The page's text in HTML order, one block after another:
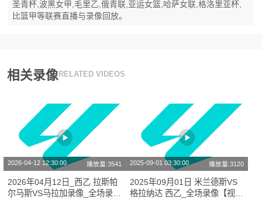
圣青杯,波黑女甲,毛里乙,俄青联,亚运女篮,哈萨女联,格洛里亚杯,
比篮甲等联赛直播与录像回放。
相关录像 RELATED VIDEOS
2026-04-12 12:30:00 播放量:3541
2026年04月12日_西乙 拉斯帕
尔马斯VS马拉加录像_全场录像
2025-09-01 03:30:00 播放量:3120
2025年09月01日 米兰德斯VS
格拉纳达 西乙_全场录像【视频